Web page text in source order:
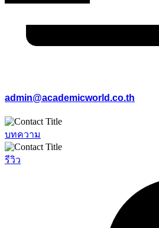
admin@academicworld.co.th
บทความ
รีวิว